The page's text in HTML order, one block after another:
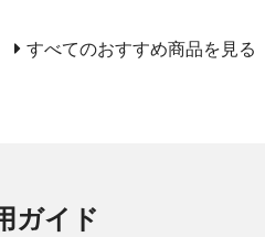
すべてのおすすめ商品を見る
ガイド